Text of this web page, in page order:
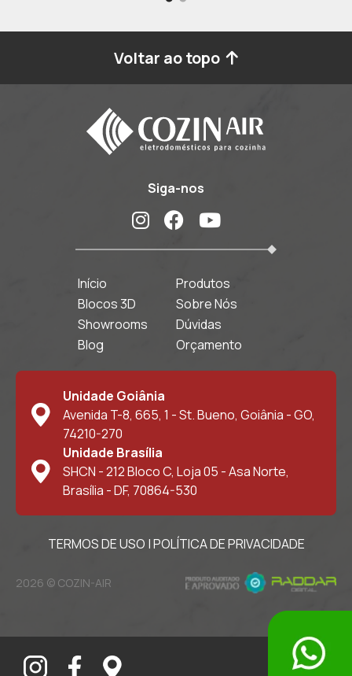
Voltar ao topo
Siga-nos
Início
Produtos
Blocos 3D
Sobre Nós
Showrooms
Dúvidas
Blog
Orçamento
Unidade Goiânia
Avenida T-8, 665, 1 - St. Bueno, Goiânia - GO,
74210-270
Unidade Brasília
SHCN - 212 Bloco C, Loja 05 - Asa Norte,
Brasília - DF, 70864-530
TERMOS DE USO |POLÍTICA DE PRIVACIDADE
2026 © COZIN-AIR